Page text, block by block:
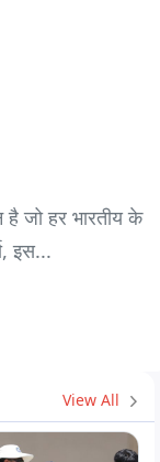
जो हर भारतीय के
इस...
View All